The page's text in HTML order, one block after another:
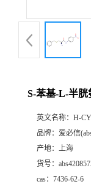
S-苯基-L-半胱
英文名称： H-
品牌： 爱必信
产地： 上海
货号：
cas： 7436-62-6